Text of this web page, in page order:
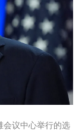
会议中心举行的选